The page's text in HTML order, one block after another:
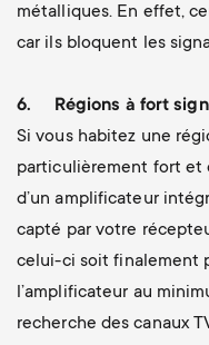
métalliques. En effet,
car ils bloquent les
6.
Régions à fort
Si vous habitez une
particulièrement fort et
d’un amplificateur
capté par votre
celui-ci soit finalement
l’amplificateur au
recherche des canaux